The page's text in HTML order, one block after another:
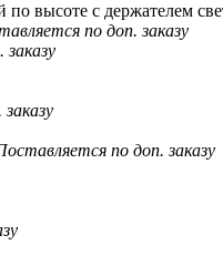
по высоте с держателем
по доп. заказу
по доп. заказу